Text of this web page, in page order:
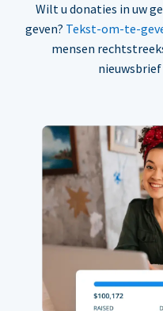
Wilt u donaties in uw
geven? Tekst-om-te-
mensen